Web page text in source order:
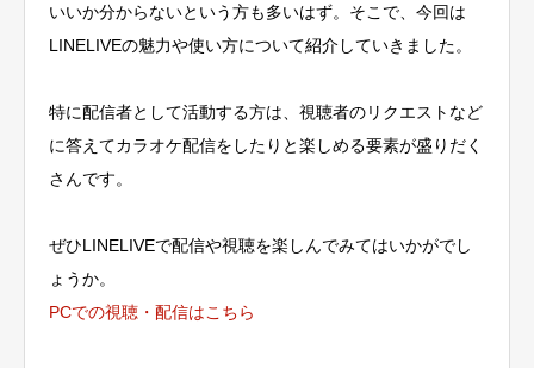
いいか分からないという方も多いはず。そこで、今回は
LINELIVEの魅力や使い方について紹介していきました。
特に配信者として活動する方は、視聴者のリクエストなど
に答えてカラオケ配信をしたりと楽しめる要素が盛りだく
さんです。
ぜひLINELIVEで配信や視聴を楽しんでみてはいかがでし
ょうか。
PCでの視聴・配信はこちら